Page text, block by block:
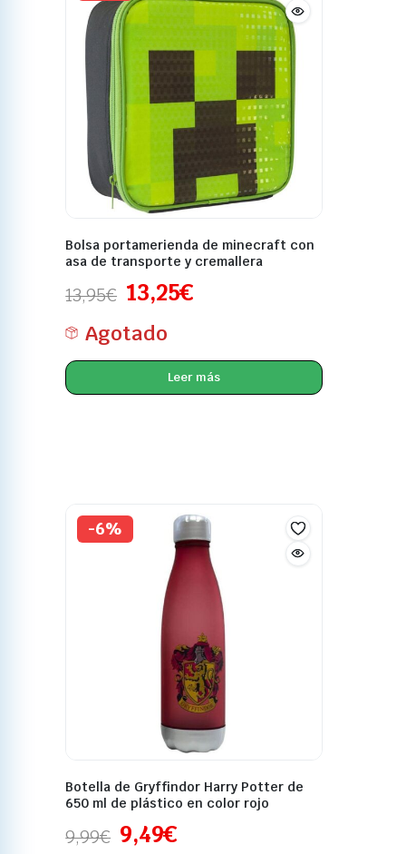
Bolsa portamerienda de minecraft con
asa de transporte y cremallera
13,95€ 13,25€
Agotado
Leer más
-6%
Botella de Gryffindor Harry Potter de
650 ml de plástico en color rojo
9,99€ 9,49€